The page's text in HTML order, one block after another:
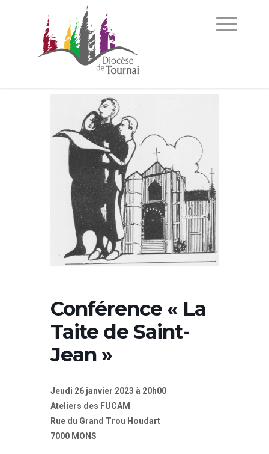
Conférence « La
Taite de Saint-
Jean »
Jeudi 26 janvier 2023 à 20h00
Ateliers des FUCAM
Rue du Grand Trou Houdart
7000 MONS